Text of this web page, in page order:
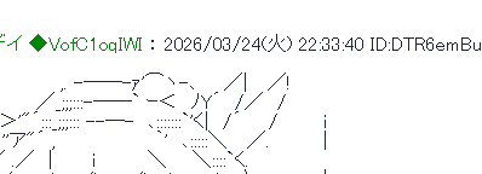
イ ◆VofC1oqIWI ： 2026/03/24(火) 22:33:40 ID:DTR6emBu
　 ,. -──-ｧ'⌒ヽ-､　　／| 　／!
／_;;;:::-──` ｰ＜　ﾉY´　/／　/
--─-　､:::::::`'く|　/´　　/ 　 　 i
, 　　　　　　　｀'　､:::::＼　 ／.　　 　｜
　 i 　　　 ＼ 　 ＼::::`く.